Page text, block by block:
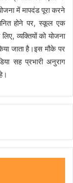
में मापदंड पूरा करने
होने पर, स्कूल एक
व्यक्तियों को योजना
जाता है।इस मौके पर
सह प्रभारी अनुराग